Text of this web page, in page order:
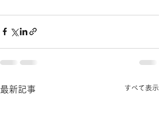
最新記事 すべて表示